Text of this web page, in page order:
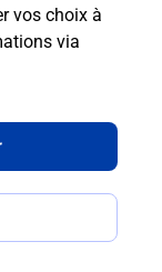
vos choix à
via